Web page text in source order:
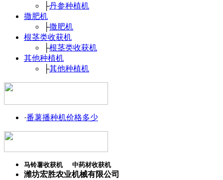
├丹参种植机
撒肥机
├撒肥机
根茎类收获机
├根茎类收获机
其他种植机
├其他种植机
·番薯播种机价格多少
马铃薯收获机 中药材收获机
潍坊宏胜农业机械有限公司